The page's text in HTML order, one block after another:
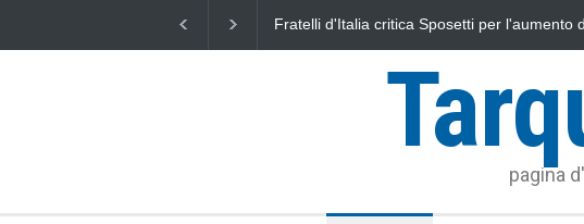
per l'aumento dell'addizionale
L'Università della Tuscia e l'Assonautica
pagina